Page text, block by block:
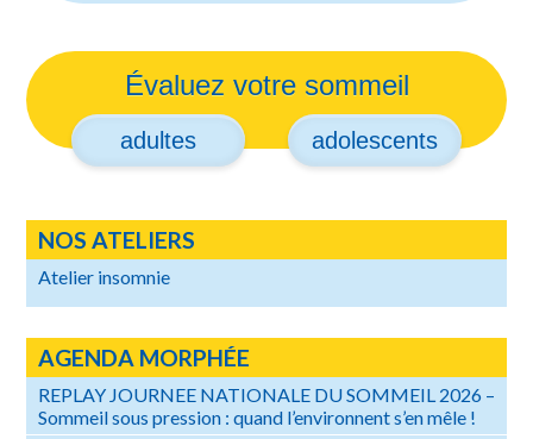
Évaluez votre sommeil
adultes adolescents
NOS ATELIERS
Atelier insomnie
AGENDA MORPHÉE
REPLAY JOURNEE NATIONALE DU SOMMEIL 2026 –
Sommeil sous pression : quand l’environnent s’en mêle !